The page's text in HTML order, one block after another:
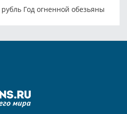
Год огненной обезьяны